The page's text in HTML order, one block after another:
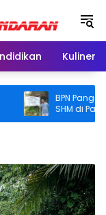
Kuliner
BPN
SHM di Pantai
Usut Asal-usul